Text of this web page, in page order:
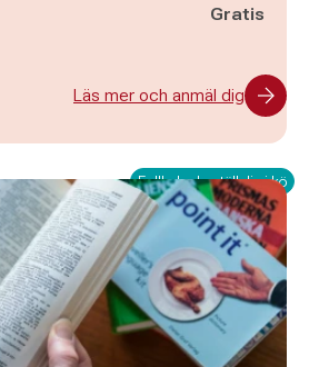
Gratis
Läs mer och anmäl dig
Fullbokad - ställ dig i kö